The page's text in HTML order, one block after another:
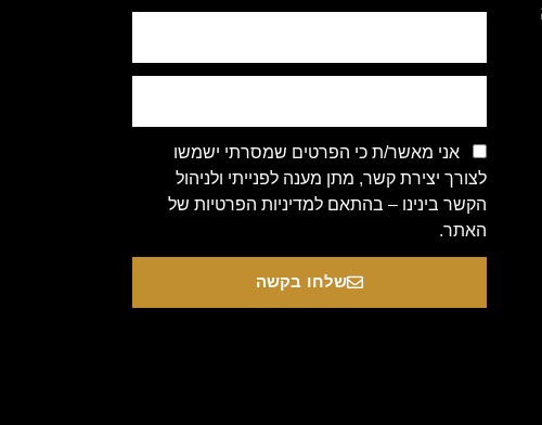
אני מאשר/ת כי הפרטים שמסרתי ישמשו
לצורך יצירת קשר, מתן מענה לפנייתי ולניהול
הקשר בינינו – בהתאם למדיניות הפרטיות של
האתר.
שלחו בקשה